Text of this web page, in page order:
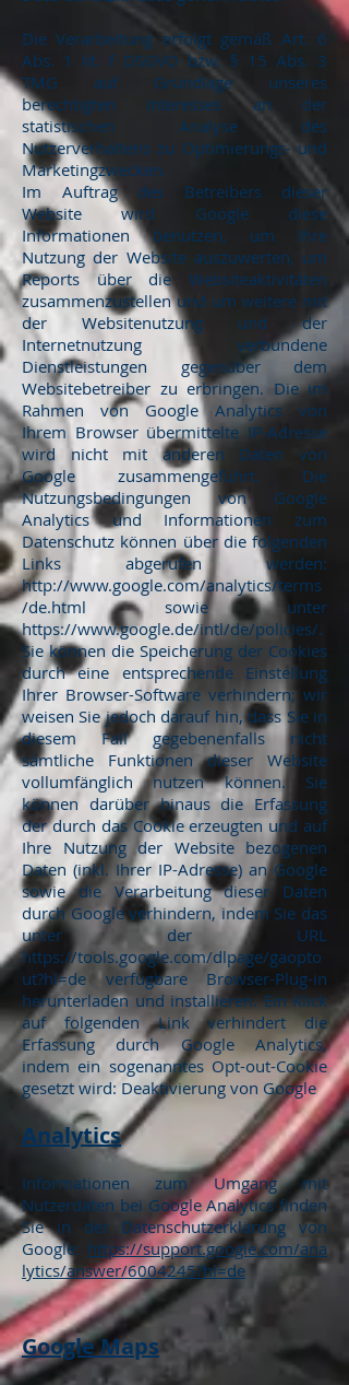
Die Verarbeitung erfolgt gemäß Art. 6
Abs. 1 lit. f DSGVO bzw. § 15 Abs. 3
TMG auf Grundlage unseres
berechtigten Interesses an der
statistischen Analyse des
Nutzerverhaltens zu Optimierungs- und
Marketingzwecken.
Im Auftrag des Betreibers dieser
Website wird Google diese
Informationen benutzen, um Ihre
Nutzung der Website auszuwerten, um
Reports über die Websiteaktivitäten
zusammenzustellen und um weitere mit
der Websitenutzung und der
Internetnutzung verbundene
Dienstleistungen gegenüber dem
Websitebetreiber zu erbringen. Die im
Rahmen von Google Analytics von
Ihrem Browser übermittelte IP-Adresse
wird nicht mit anderen Daten von
Google zusammengeführt. Die
Nutzungsbedingungen von Google
Analytics und Informationen zum
Datenschutz können über die folgenden
Links abgerufen werden:
http://www.google.com/analytics/terms
/de.html sowie unter
https://www.google.de/intl/de/policies/.
Sie können die Speicherung der Cookies
durch eine entsprechende Einstellung
Ihrer Browser-Software verhindern; wir
weisen Sie jedoch darauf hin, dass Sie in
diesem Fall gegebenenfalls nicht
sämtliche Funktionen dieser Website
vollumfänglich nutzen können. Sie
können darüber hinaus die Erfassung
der durch das Cookie erzeugten und auf
Ihre Nutzung der Website bezogenen
Daten (inkl. Ihrer IP-Adresse) an Google
sowie die Verarbeitung dieser Daten
durch Google verhindern, indem Sie das
unter der URL
https://tools.google.com/dlpage/gaopto
ut?hl=de verfügbare Browser-Plug-in
herunterladen und installieren. Ein Klick
auf folgenden Link verhindert die
Erfassung durch Google Analytics,
indem ein sogenanntes Opt-out-Cookie
gesetzt wird: Deaktivierung von Google
Analytics
Informationen zum Umgang mit
Nutzerdaten bei Google Analytics finden
Sie in der Datenschutzerklärung von
Google: https://support.google.com/ana
lytics/answer/6004245?hl=de
Google Maps